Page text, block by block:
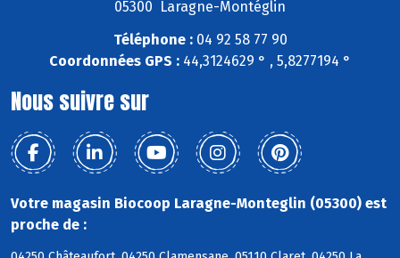
05300 Laragne-Montéglin
Téléphone :04 92 58 77 90
Coordonnées GPS : 44,3124629 ° , 5,8277194 °
Nous suivre sur
Votre magasin Biocoop Laragne-Monteglin (05300) est
proche de :